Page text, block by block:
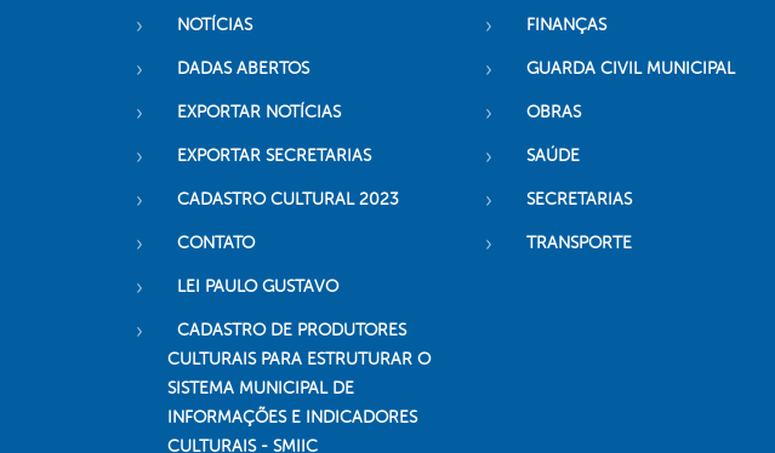
NOTÍCIAS
DADAS ABERTOS
EXPORTAR NOTÍCIAS
EXPORTAR SECRETARIAS
CADASTRO CULTURAL 2023
CONTATO
LEI PAULO GUSTAVO
CADASTRO DE PRODUTORES
CULTURAIS PARA ESTRUTURAR O
SISTEMA MUNICIPAL DE
INFORMAÇÕES E INDICADORES
CULTURAIS - SMIIC
FINANÇAS
GUARDA CIVIL MUNICIPAL
OBRAS
SAÚDE
SECRETARIAS
TRANSPORTE